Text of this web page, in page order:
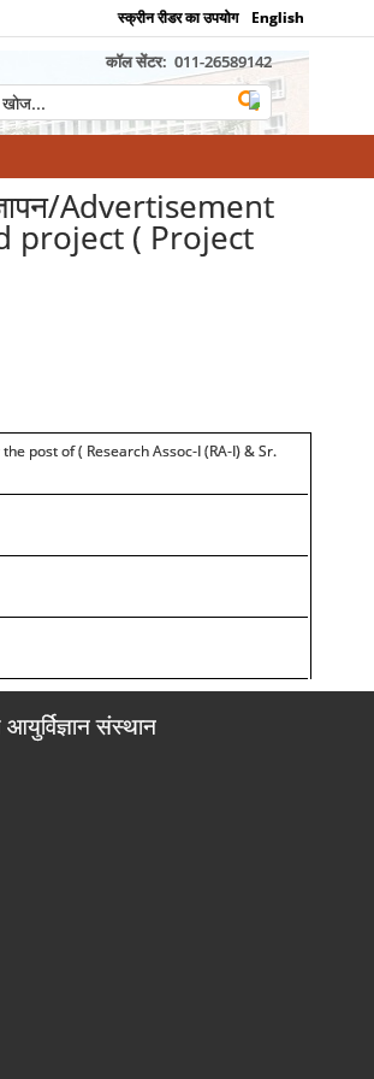
स्क्रीन रीडर का उपयोग English
कॉल सेंटर: 011-26589142
Advertisement
project ( Project
post of ( Research Assoc-I (RA-I) & Sr.
संस्थान